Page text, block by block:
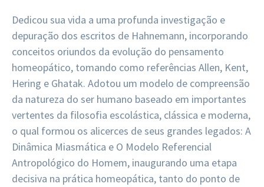
Dedicou sua vida a uma profunda investigação e
depuração dos escritos de Hahnemann, incorporando
conceitos oriundos da evolução do pensamento
homeopático, tomando como referências Allen, Kent,
Hering e Ghatak. Adotou um modelo de compreensão
da natureza do ser humano baseado em importantes
vertentes da filosofia escolástica, clássica e moderna,
o qual formou os alicerces de seus grandes legados: A
Dinâmica Miasmática e O Modelo Referencial
Antropológico do Homem, inaugurando uma etapa
decisiva na prática homeopática, tanto do ponto de